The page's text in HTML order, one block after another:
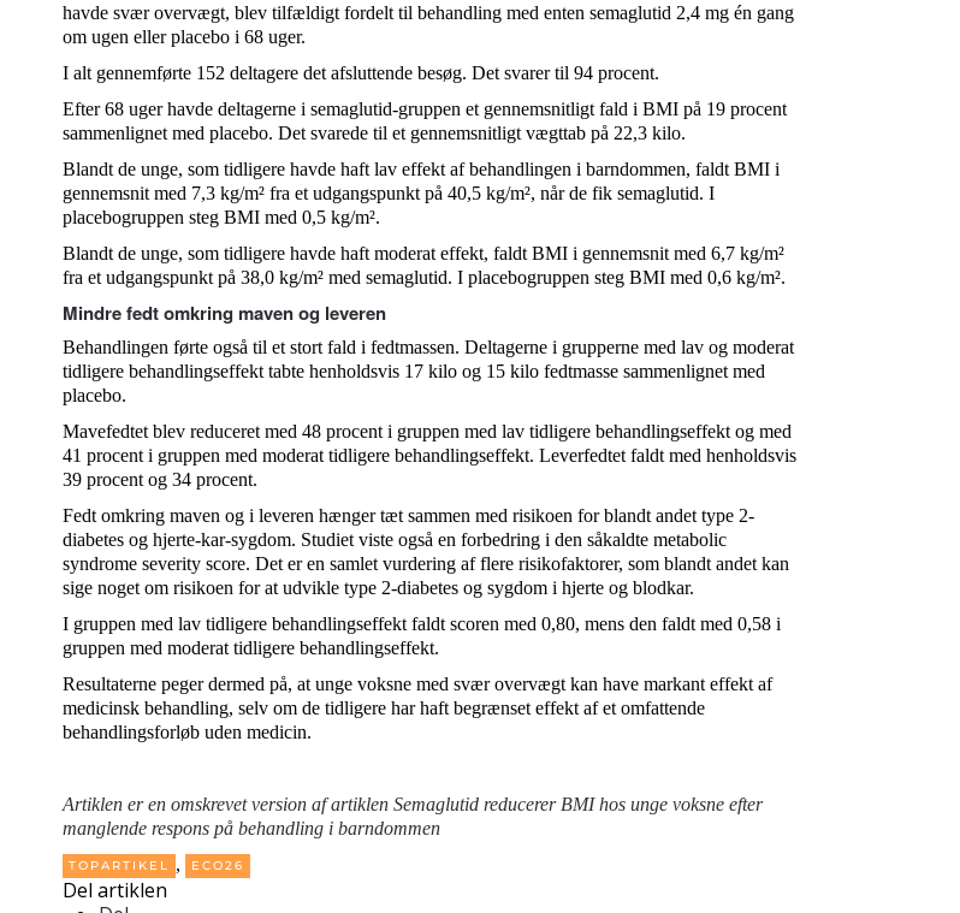
havde svær overvægt, blev tilfældigt fordelt til behandling med enten semaglutid 2,4 mg én gang
om ugen eller placebo i 68 uger.
I alt gennemførte 152 deltagere det afsluttende besøg. Det svarer til 94 procent.
Efter 68 uger havde deltagerne i semaglutid-gruppen et gennemsnitligt fald i BMI på 19 procent
sammenlignet med placebo. Det svarede til et gennemsnitligt vægttab på 22,3 kilo.
Blandt de unge, som tidligere havde haft lav effekt af behandlingen i barndommen, faldt BMI i
gennemsnit med 7,3 kg/m² fra et udgangspunkt på 40,5 kg/m², når de fik semaglutid. I
placebogruppen steg BMI med 0,5 kg/m².
Blandt de unge, som tidligere havde haft moderat effekt, faldt BMI i gennemsnit med 6,7 kg/m²
fra et udgangspunkt på 38,0 kg/m² med semaglutid. I placebogruppen steg BMI med 0,6 kg/m².
Mindre fedt omkring maven og leveren
Behandlingen førte også til et stort fald i fedtmassen. Deltagerne i grupperne med lav og moderat
tidligere behandlingseffekt tabte henholdsvis 17 kilo og 15 kilo fedtmasse sammenlignet med
placebo.
Mavefedtet blev reduceret med 48 procent i gruppen med lav tidligere behandlingseffekt og med
41 procent i gruppen med moderat tidligere behandlingseffekt. Leverfedtet faldt med henholdsvis
39 procent og 34 procent.
Fedt omkring maven og i leveren hænger tæt sammen med risikoen for blandt andet type 2-
diabetes og hjerte-kar-sygdom. Studiet viste også en forbedring i den såkaldte metabolic
syndrome severity score. Det er en samlet vurdering af flere risikofaktorer, som blandt andet kan
sige noget om risikoen for at udvikle type 2-diabetes og sygdom i hjerte og blodkar.
I gruppen med lav tidligere behandlingseffekt faldt scoren med 0,80, mens den faldt med 0,58 i
gruppen med moderat tidligere behandlingseffekt.
Resultaterne peger dermed på, at unge voksne med svær overvægt kan have markant effekt af
medicinsk behandling, selv om de tidligere har haft begrænset effekt af et omfattende
behandlingsforløb uden medicin.
Artiklen er en omskrevet version af artiklen Semaglutid reducerer BMI hos unge voksne efter
manglende respons på behandling i barndommen
TOPARTIKEL , ECO26
Del artiklen